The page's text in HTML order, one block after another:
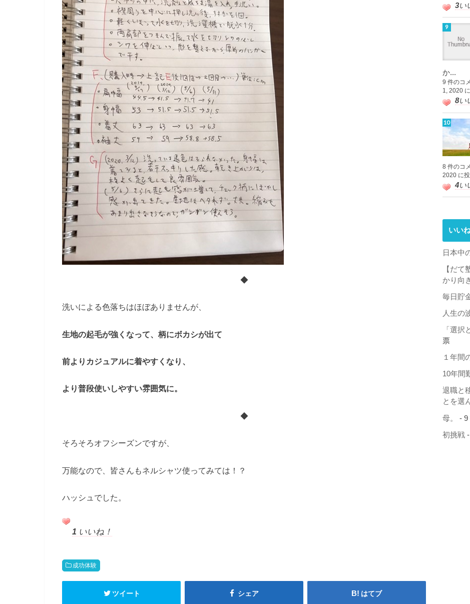
◆
洗いによる色落ちはほぼありませんが、
生地の起毛が強くなって、柄にボカシが出て
前よりカジュアルに着やすくなり、
より普段使いしやすい雰囲気に。
◆
そろそろオフシーズンですが、
万能なので、皆さんもネルシャツ使ってみては！？
ハッシュでした。
1 いいね！
成功体験
ツイート シェア はてブ
3い
か...
9 件のコ
1, 2020
8い
8 件のコ
2020 に
4い
いい
日本中
【だて
かり向
毎日貯
人生の
「選択
票
１年間
10年間
退職と
とを選
母。 - 9
初挑戦